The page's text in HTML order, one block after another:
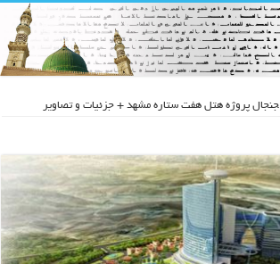
جنجال پروژه هتل هفت ستاره مشهد + جزئیات و تصاویر